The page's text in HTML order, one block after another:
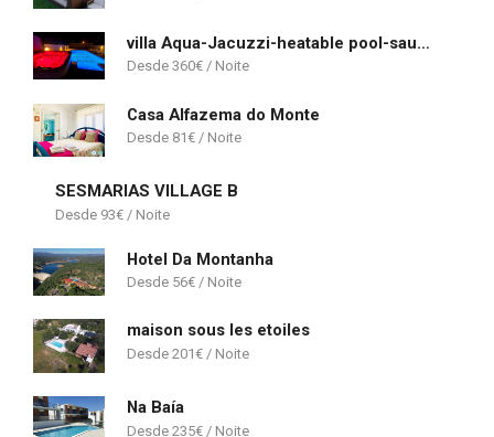
villa Aqua-Jacuzzi-heatable pool-sauna-gym-snooker
360€
Casa Alfazema do Monte
81€
SESMARIAS VILLAGE B
93€
Hotel Da Montanha
56€
maison sous les etoiles
201€
Na Baía
235€